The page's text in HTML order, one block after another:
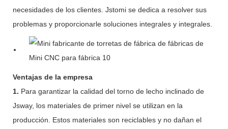
necesidades de los clientes. Jstomi se dedica a resolver sus
problemas y proporcionarle soluciones integrales y integrales.
Ventajas de la empresa
1. Para garantizar la calidad del torno de lecho inclinado de
Jsway, los materiales de primer nivel se utilizan en la
producción. Estos materiales son reciclables y no dañan el